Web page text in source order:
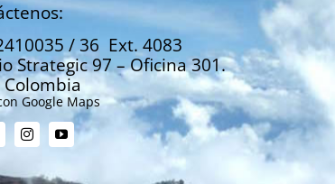
/ 36 Ext. 4083
Strategic 97 – Oficina 301.
Colombia
Google Maps